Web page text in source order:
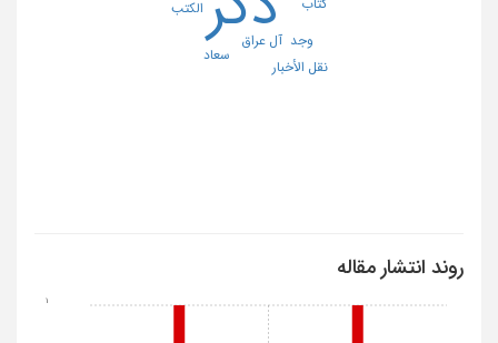
آل عراق
الکتب
سعاد
نقل الأخبار
وجد
روند انتشار مقاله
1